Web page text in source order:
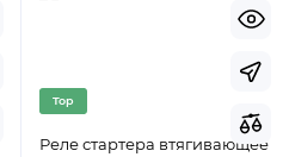
Top
Реле стартера втягивающее